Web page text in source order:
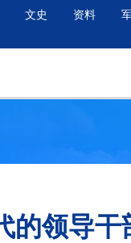
文史 资料
的领导